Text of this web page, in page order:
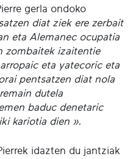
gerla ondoko
diat ziek ere zerbait
eta Alemanec ocupatia
zombaitek izaitentie
eta yatecoric eta
pentsatzen diat nola
dutela
baduc denetaric
kariotia dien ».
idazten du jantziak